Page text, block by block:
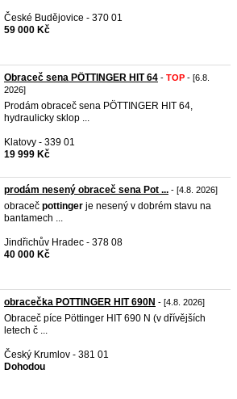
České Budějovice - 370 01
59 000 Kč
Obraceč sena PÖTTINGER HIT 64 - TOP - [6.8.
2026]
Prodám obraceč sena PÖTTINGER HIT 64,
hydraulicky sklop ...
Klatovy - 339 01
19 999 Kč
prodám nesený obraceč sena Pot ... - [4.8. 2026]
obraceč pottinger je nesený v dobrém stavu na
bantamech ...
Jindřichův Hradec - 378 08
40 000 Kč
obracečka POTTINGER HIT 690N - [4.8. 2026]
Obraceč píce Pöttinger HIT 690 N (v dřívějších
letech č ...
Český Krumlov - 381 01
Dohodou